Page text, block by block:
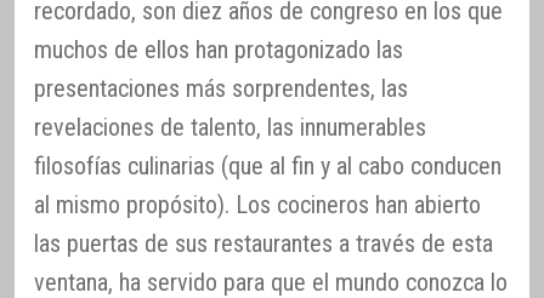
recordado, son diez años de congreso en los que
muchos de ellos han protagonizado las
presentaciones más sorprendentes, las
revelaciones de talento, las innumerables
filosofías culinarias (que al fin y al cabo conducen
al mismo propósito). Los cocineros han abierto
las puertas de sus restaurantes a través de esta
ventana, ha servido para que el mundo conozca lo